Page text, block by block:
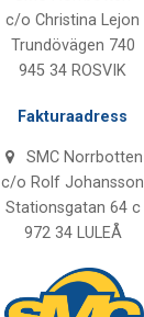
c/o Christina Lejon
Trundövägen 740
945 34 ROSVIK
Fakturaadress
SMC Norrbotten
c/o Rolf Johansson
Stationsgatan 64 c
972 34 LULEÅ